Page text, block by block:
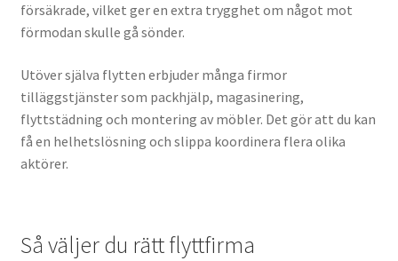
försäkrade, vilket ger en extra trygghet om något mot
förmodan skulle gå sönder.
Utöver själva flytten erbjuder många firmor
tilläggstjänster som packhjälp, magasinering,
flyttstädning och montering av möbler. Det gör att du kan
få en helhetslösning och slippa koordinera flera olika
aktörer.
Så väljer du rätt flyttfirma